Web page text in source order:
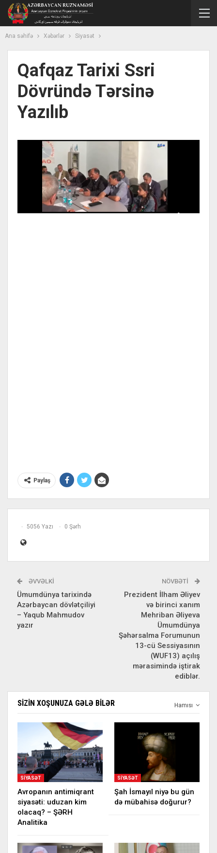
Ana səhifə Xəbərlər Siyasət
Qafqaz Tarixi Ssri
Dövründə Tərsinə
Yazılıb
Paylaş
5056 Yazı 0 Şərh
ƏVVƏLKI
Ümumdünya tarixində
Azərbaycan dövlətçiliyi
– Yaqub Mahmudov
yazır
NÖVBƏTI
Prezident İlham Əliyev
və birinci xanım
Mehriban Əliyeva
Ümumdünya
Şəhərsalma Forumunun
13-cü Sessiyasının
(WUF13) açılış
mərasimində iştirak
ediblər.
Hamısı
SIZIN XOŞUNUZA GƏLƏ BILƏR
SIYASƏT
Avropanın antimiqrant
siyasəti: uduzan kim
olacaq? – ŞƏRH
Analitika
SIYASƏT
Şah İsmayıl niyə bu gün
də mübahisə doğurur?